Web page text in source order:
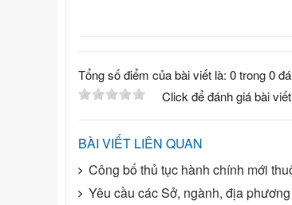
Tổng số điểm của bài viết là: 0 trong 0
Click để đánh giá bài viết
BÀI VIẾT LIÊN QUAN
Công bố thủ tục hành chính mới
Yêu cầu các Sở, ngành, địa